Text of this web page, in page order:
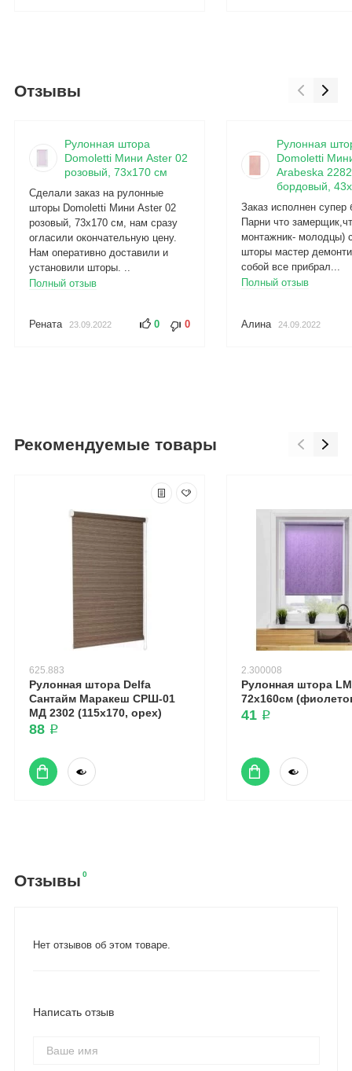
Отзывы
Рулонная штора
Domoletti Мини Aster 02
розовый, 73x170 см
Сделали заказ на рулонные
шторы Domoletti Мини Aster 02
розовый, 73x170 см, нам сразу
огласили окончательную цену.
Нам оперативно доставили и
установили шторы. ..
Полный отзыв
Рената 23.09.2022 0 0
Рулонная
Domoletti
Arabeska 2282
бордовый,
Заказ исполнен супер
Парни что
монтажник- молодцы)
шторы мастер
собой все прибрал...
Полный отзыв
Алина 24.09.2022
Рекомендуемые товары
625.883
Рулонная штора Delfa
Сантайм Маракеш СРШ-01
МД 2302 (115x170, орех)
88 ₽
2.300008
Рулонная штора
72х160см
41 ₽
Отзывы 0
Нет отзывов об этом товаре.
Написать отзыв